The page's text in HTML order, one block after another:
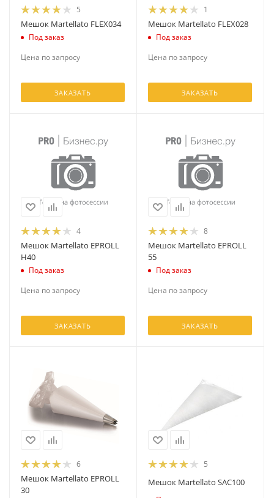
5
Мешок Martellato FLEX034
Под заказ
Цена по запросу
ЗАКАЗАТЬ
1
Мешок Martellato FLEX028
Под заказ
Цена по запросу
ЗАКАЗАТЬ
4
Мешок Martellato EPROLL
H40
Под заказ
Цена по запросу
ЗАКАЗАТЬ
8
Мешок Martellato EPROLL
55
Под заказ
Цена по запросу
ЗАКАЗАТЬ
6
Мешок Martellato EPROLL
30
5
Мешок Martellato SAC100